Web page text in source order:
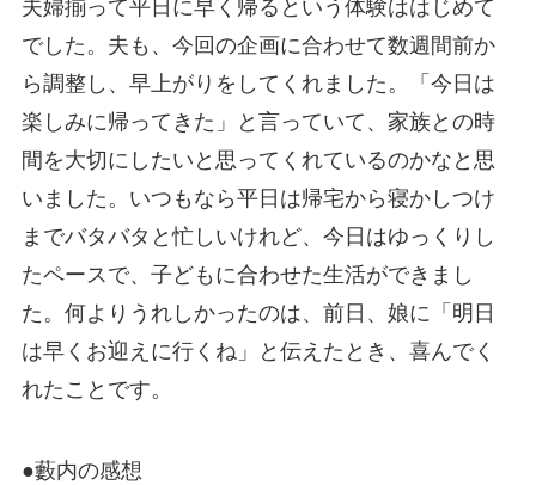
夫婦揃って平日に早く帰るという体験ははじめて
でした。夫も、今回の企画に合わせて数週間前か
ら調整し、早上がりをしてくれました。「今日は
楽しみに帰ってきた」と言っていて、家族との時
間を大切にしたいと思ってくれているのかなと思
いました。いつもなら平日は帰宅から寝かしつけ
までバタバタと忙しいけれど、今日はゆっくりし
たペースで、子どもに合わせた生活ができまし
た。何よりうれしかったのは、前日、娘に「明日
は早くお迎えに行くね」と伝えたとき、喜んでく
れたことです。
●藪内の感想